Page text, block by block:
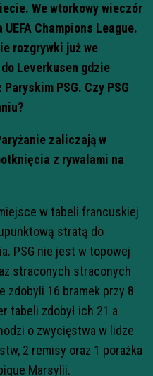
We wtorkowy wieczór
Champions League.
rozgrywki już we
Leverkusen gdzie
PSG. Czy PSG
zaliczają w
z rywalami na
w tabeli francuskiej
stratą do
PSG nie jest w topowej
straconych straconych
zdobyli 16 bramek przy 8
tabeli zdobył ich 21 a
o zwycięstwa w lidze
2 remisy oraz 1 porażka
Marsylii.